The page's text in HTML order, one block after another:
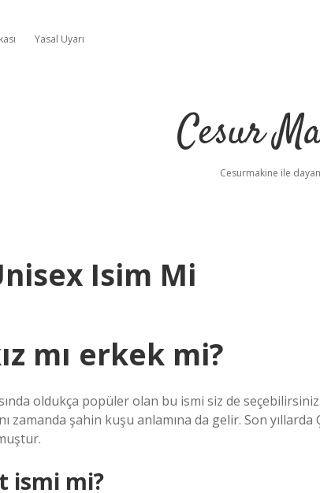
Yasal Uyarı
Cesur
Cesurmakine ile
Isim Mi
mı erkek mi?
oldukça popüler olan bu ismi siz de
zamanda şahin kuşu anlamına da gelir. Son
ismi mi?